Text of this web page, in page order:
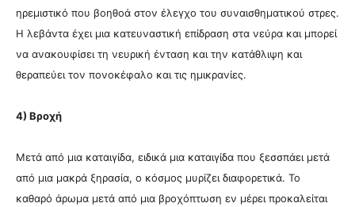
ηρεμιστικό που βοηθοά στον έλεγχο του συναισθηματικού στρες.
Η λεβάντα έχει μια κατευναστική επίδραση στα νεύρα και μπορεί
να ανακουφίσει τη νευρική ένταση και την κατάθλιψη και
θεραπεύει τον πονοκέφαλο και τις ημικρανίες.
4) Βροχή
Μετά από μια καταιγίδα, ειδικά μια καταιγίδα που ξεσσπάει μετά
από μια μακρά ξηρασία, ο κόσμος μυρίζει διαφορετικά. Το
καθαρό άρωμα μετά από μια βροχόπτωση εν μέρει προκαλείται